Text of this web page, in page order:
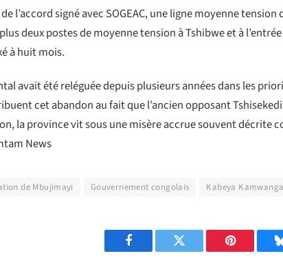
l’accord signé avec SOGEAC, une ligne moyenne
deux postes de moyenne tension à Tshibwe et à
à huit mois.
avait été reléguée depuis plusieurs années dans les
cet abandon au fait que l’ancien opposant
la province vit sous une misère accrue souvent décrite
News
de Mbujimayi Gouvernement congolais Kabeya Kamwanga
Facebook Twitter Pinterest